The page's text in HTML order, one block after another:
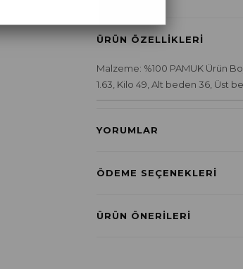
ÜRÜN ÖZELLIKLERI
Malzeme: %100 PAMUK Ürün
1.63, Kilo 49, Alt beden 36, Üst
YORUMLAR
ÖDEME SEÇENEKLERI
Havale ile Ödeme
ÜRÜN ÖNERILERI